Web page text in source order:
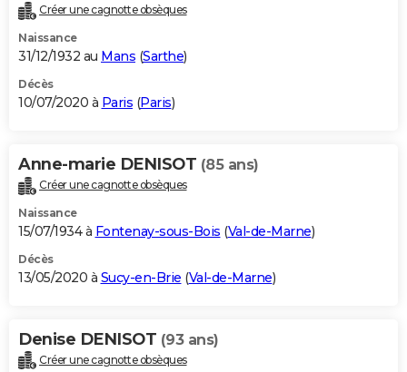
Créer une cagnotte obsèques
Naissance
31/12/1932 au Mans (Sarthe)
Décès
10/07/2020 à Paris (Paris)
Anne-marie DENISOT (85 ans)
Créer une cagnotte obsèques
Naissance
15/07/1934 à Fontenay-sous-Bois (Val-de-Marne)
Décès
13/05/2020 à Sucy-en-Brie (Val-de-Marne)
Denise DENISOT (93 ans)
Créer une cagnotte obsèques